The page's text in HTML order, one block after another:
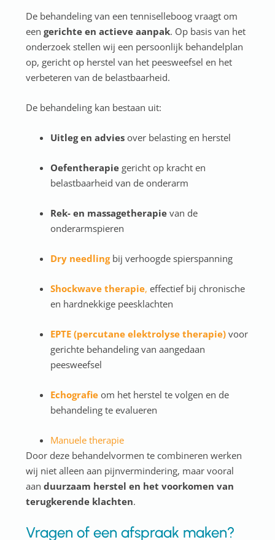
De behandeling van een tenniselleboog vraagt om
een gerichte en actieve aanpak. Op basis van het
onderzoek stellen wij een persoonlijk behandelplan
op, gericht op herstel van het peesweefsel en het
verbeteren van de belastbaarheid.
De behandeling kan bestaan uit:
Uitleg en advies over belasting en herstel
Oefentherapie gericht op kracht en
belastbaarheid van de onderarm
Rek- en massagetherapie van de
onderarmspieren
Dry needling bij verhoogde spierspanning
Shockwave therapie, effectief bij chronische
en hardnekkige peesklachten
EPTE (percutane elektrolyse therapie) voor
gerichte behandeling van aangedaan
peesweefsel
Echografie om het herstel te volgen en de
behandeling te evalueren
Manuele therapie
Door deze behandelvormen te combineren werken
wij niet alleen aan pijnvermindering, maar vooral
aan duurzaam herstel en het voorkomen van
terugkerende klachten.
Vragen of een afspraak maken?